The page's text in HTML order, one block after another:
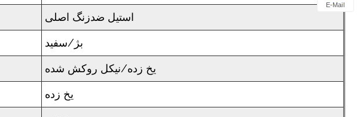
استیل ضدزنگ اصلی
بژ/سفید
یخ زده/نیکل روکش شده
یخ زده
E-Mail